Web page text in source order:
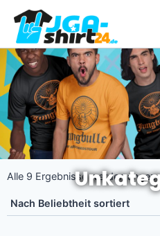
Zum
Inhalt
springen
Alle 9 Ergebnisse werden